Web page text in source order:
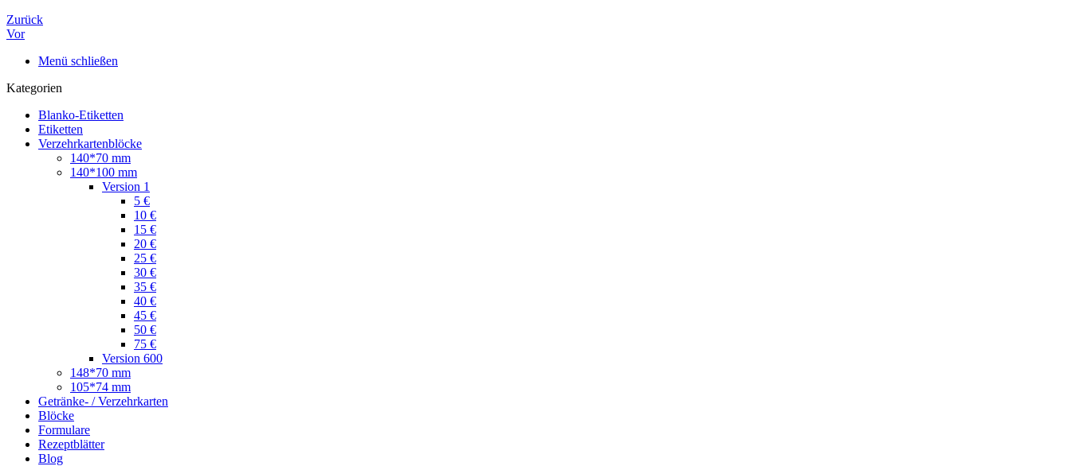
Zurück
Vor
Menü schließen
Kategorien
Blanko-Etiketten
Etiketten
Verzehrkartenblöcke
140*70 mm
140*100 mm
Version 1
5 €
10 €
15 €
20 €
25 €
30 €
35 €
40 €
45 €
50 €
75 €
Version 600
148*70 mm
105*74 mm
Getränke- / Verzehrkarten
Blöcke
Formulare
Rezeptblätter
Blog